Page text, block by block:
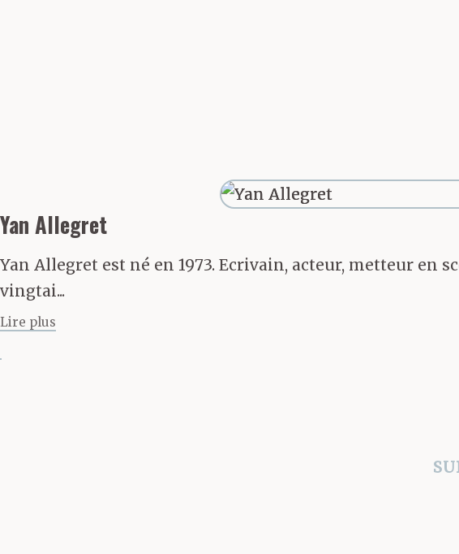
Yan Allegret
Yan Allegret est né en 1973. Ecrivain, acteur, metteur en
vingtai...
Lire plus